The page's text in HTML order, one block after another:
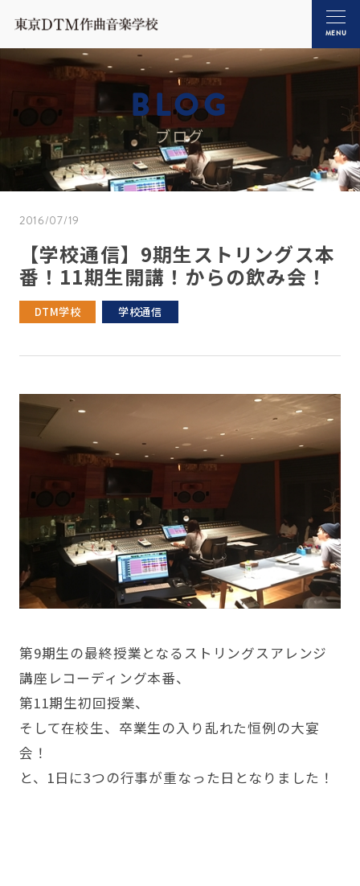
MENU
BLOG
ブログ
2016/07/19
【学校通信】9期生ストリングス本
番！11期生開講！からの飲み会！
DTM学校 学校通信
第9期生の最終授業となるストリングスアレンジ
講座レコーディング本番、
第11期生初回授業、
そして在校生、卒業生の入り乱れた恒例の大宴
会！
と、1日に3つの行事が重なった日となりました！